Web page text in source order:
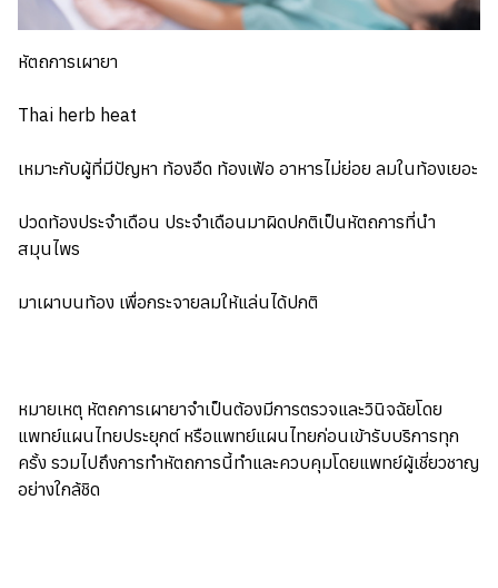
หัตถการเผายา
Thai herb heat
เหมาะกับผู้ที่มีปัญหา ท้องอืด ท้องเฟ้อ อาหารไม่ย่อย ลมในท้องเยอะ
ปวดท้องประจำเดือน ประจำเดือนมาผิดปกติเป็นหัตถการที่นำ
สมุนไพร
มาเผาบนท้อง เพื่อกระจายลมให้แล่นได้ปกติ
หมายเหตุ หัตถการเผายาจำเป็นต้องมีการตรวจและวินิจฉัยโดย
แพทย์แผนไทยประยุกต์ หรือแพทย์แผนไทยก่อนเข้ารับบริการทุก
ครั้ง รวมไปถึงการทำหัตถการนี้ทำและควบคุมโดยแพทย์ผู้เชี่ยวชาญ
อย่างใกล้ชิด